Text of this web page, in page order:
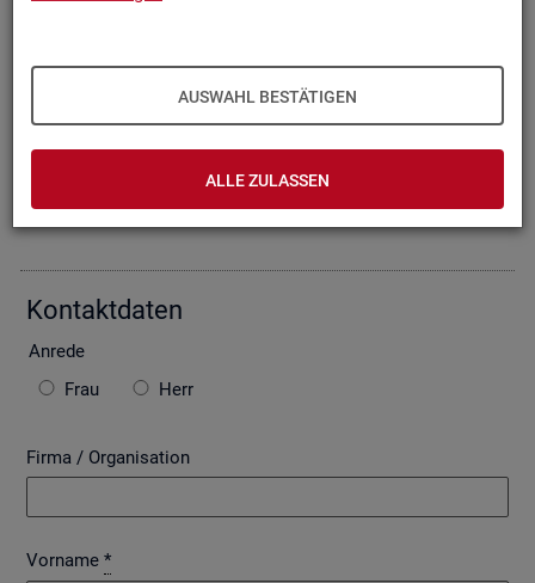
AUSWAHL BESTÄTIGEN
ALLE ZULASSEN
ten wir Ihre An­fra­ge per E-Mail, so­fern Sie damit ein­ver­stan­
den sind. Bitte be­ach­ten Sie auch die unten ste­hen­den Hin­
wei­se zu ggf. ent­ste­hen­den Kos­ten.
Die mit * ge­kenn­zeich­ne­ten Fel­der sind Pflicht­fel­der.
Kon­takt­da­ten
An­re­de
Frau
Herr
Firma / Organisation
Vorname *